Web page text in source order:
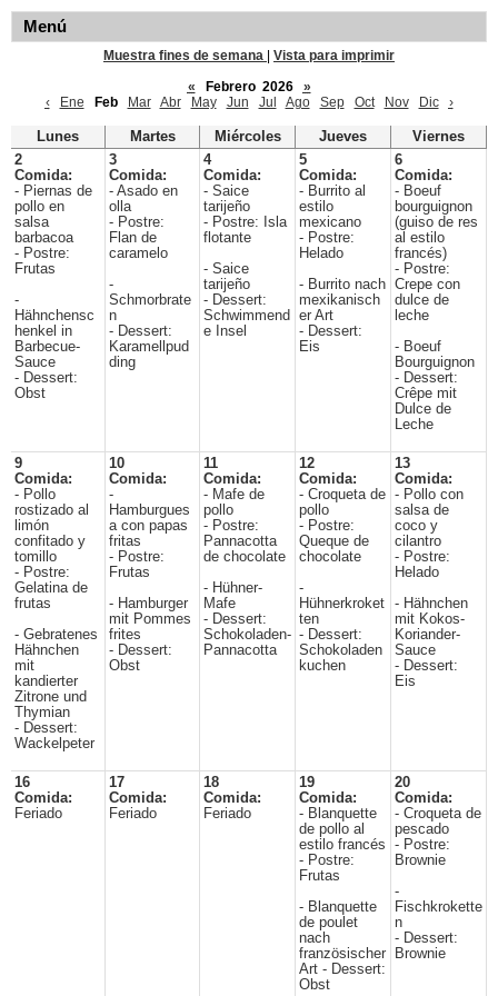
Menú
Muestra fines de semana
Vista para imprimir
«
Febrero 2026
»
‹
Ene Feb Mar Abr May Jun Jul Ago Sep Oct Nov Dic ›
Lunes Martes Miércoles Jueves
Viernes
2
Comida:
- Piernas de
pollo en
salsa
barbacoa
- Postre:
Frutas
-
Hähnchensc
henkel in
Barbecue-
Sauce
- Dessert:
Obst
3
Comida:
- Asado en
olla
- Postre:
Flan de
caramelo
-
Schmorbrate
n
- Dessert:
Karamellpud
ding
4
Comida:
- Saice
tarijeño
- Postre: Isla
flotante
- Saice
tarijeño
- Dessert:
Schwimmend
e Insel
5
Comida:
- Burrito al
estilo
mexicano
- Postre:
Helado
- Burrito nach
mexikanisch
er Art
- Dessert:
Eis
6
Comida:
- Boeuf
bourguignon
(guiso de res
al estilo
francés)
- Postre:
Crepe con
dulce de
leche
- Boeuf
Bourguignon
- Dessert:
Crêpe mit
Dulce de
Leche
9
Comida:
- Pollo
rostizado al
limón
confitado y
tomillo
- Postre:
Gelatina de
frutas
- Gebratenes
Hähnchen
mit
kandierter
Zitrone und
Thymian
- Dessert:
Wackelpeter
10
Comida:
-
Hamburgues
a con papas
fritas
- Postre:
Frutas
- Hamburger
mit Pommes
frites
- Dessert:
Obst
11
Comida:
- Mafe de
pollo
- Postre:
Pannacotta
de chocolate
- Hühner-
Mafe
- Dessert:
Schokoladen-
Pannacotta
12
Comida:
- Croqueta de
pollo
- Postre:
Queque de
chocolate
-
Hühnerkroket
ten
- Dessert:
Schokoladen
kuchen
13
Comida:
- Pollo con
salsa de
coco y
cilantro
- Postre:
Helado
- Hähnchen
mit Kokos-
Koriander-
Sauce
- Dessert:
Eis
16
Comida:
Feriado
17
Comida:
Feriado
18
Comida:
Feriado
19
Comida:
- Blanquette
de pollo al
estilo francés
- Postre:
Frutas
- Blanquette
de poulet
nach
französischer
Art - Dessert:
Obst
20
Comida:
- Croqueta de
pescado
- Postre:
Brownie
-
Fischkrokette
n
- Dessert:
Brownie